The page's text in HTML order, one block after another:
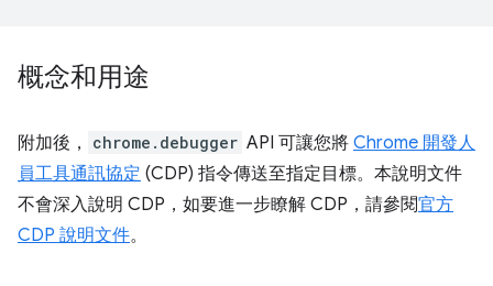
概念和用途
附加後， chrome.debugger API 可讓您將 Chrome 開發人
員工具通訊協定 (CDP) 指令傳送至指定目標。本說明文件
不會深入說明 CDP，如要進一步瞭解 CDP，請參閱官方
CDP 說明文件。